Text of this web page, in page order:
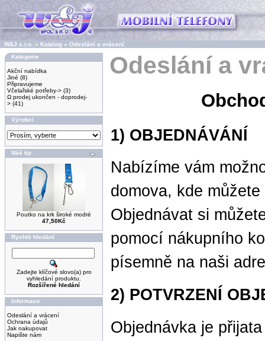
W&J s.r.o. » Katalog » Odeslání a vrácení
Kategorie
Akční nabídka
Jiné (8)
Připravujeme
Včelařské potřeby-> (3)
Ω prodej ukončen - doprodej-
> (41)
Výrobci
Náš tip
Poutko na krk široké modré
47,50Kč
Rychlé hledání
Zadejte klíčové slovo(a) pro
vyhledání produktu.
Rozšířené hledání
Informace
Odeslání a vrácení
Ochrana údajů
Jak nakupovat
Napište nám
Odeslání a
1) OBJEDNÁVÁNÍ
Nabízíme vám
domova, kde
Objednávat si
pomocí nákupního
písemně na naši
2) POTVRZENÍ
Objednávka je